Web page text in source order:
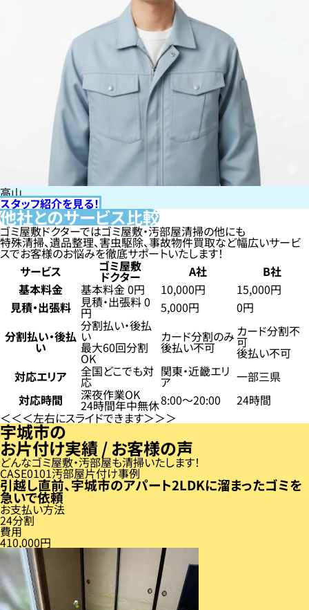
高山
スタッフ紹介を見る！
他社とのサービス比較
ゴミ屋敷ドクターではゴミ屋敷・汚部屋清掃の他にも
特殊清掃、遺品整理、害虫駆除、事故物件買取など幅広いサービ
スでお客様のお悩みを徹底サポートいたします！
サービス
ゴミ屋敷
ドクター A社
B社
基本料金
基本料金 0円 10,000円
15,000円
見積・出張料
見積・出張料 0
円 5,000円
0円
分割払い・後払
い
分割払い・後払
い
最大60回分割
OK
カード分割のみ
後払い不可
カード分割不
可
後払い不可
対応エリア
全国どこでも対
応
関東・近畿エリ
ア
一部三県
対応時間
深夜作業OK
24時間年中無休8:00〜20:00
24時間
左右にスライドできます
宇城市の
お片付け実績 / お客様の声
どんなゴミ屋敷・汚部屋も清掃いたします！
CASE 01汚部屋片付け事例
引越し直前、宇城市のアパート2LDKに溜まったゴミを
急いで依頼
お支払い方法
24分割
費用
410,000円